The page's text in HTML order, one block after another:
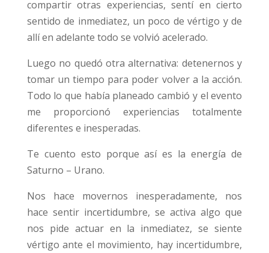
compartir otras experiencias, sentí en cierto
sentido de inmediatez, un poco de vértigo y de
allí en adelante todo se volvió acelerado.
Luego no quedó otra alternativa: detenernos y
tomar un tiempo para poder volver a la acción.
Todo lo que había planeado cambió y el evento
me proporcionó experiencias totalmente
diferentes e inesperadas.
Te cuento esto porque así es la energía de
Saturno – Urano.
Nos hace movernos inesperadamente, nos
hace sentir incertidumbre, se activa algo que
nos pide actuar en la inmediatez, se siente
vértigo ante el movimiento, hay incertidumbre,